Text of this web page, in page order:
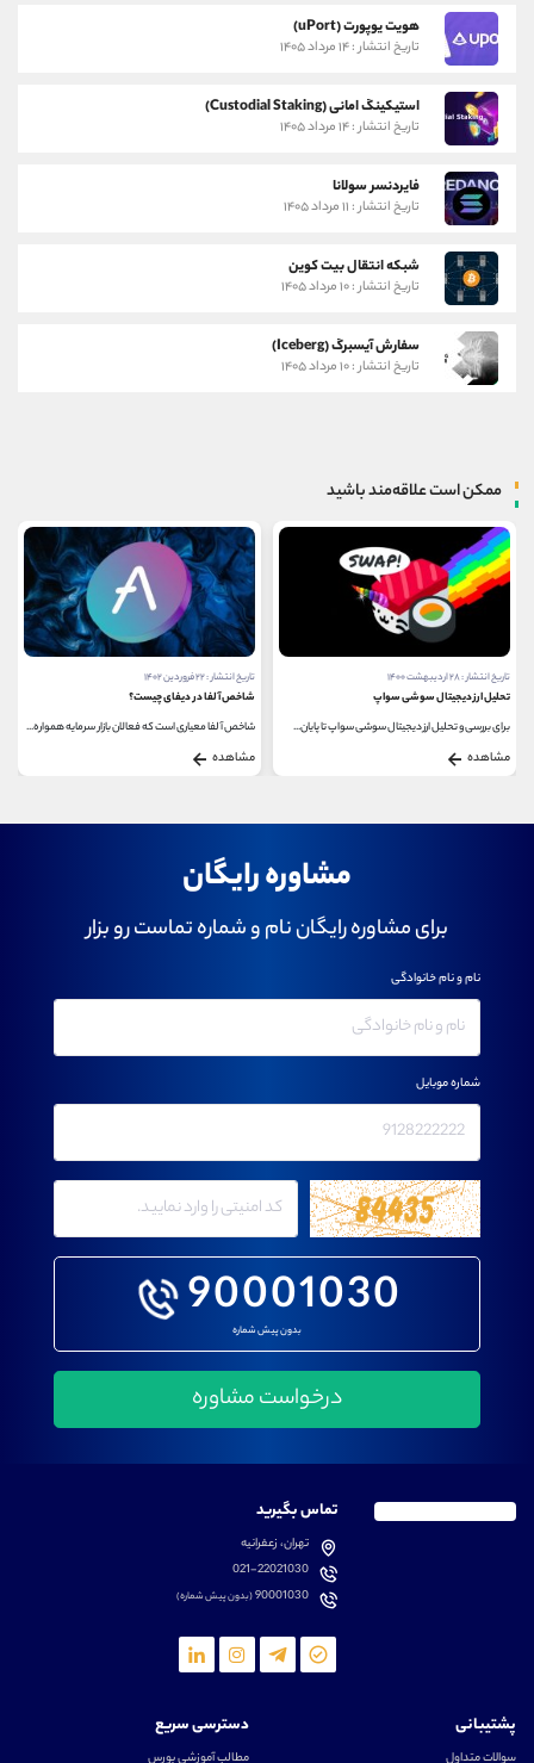
هویت یوپورت (uPort)
تاریخ انتشار : ۱۴ مرداد ۱۴۰۵
استیکینگ امانی (Custodial Staking)
تاریخ انتشار : ۱۴ مرداد ۱۴۰۵
فایردنسر سولانا
تاریخ انتشار : ۱۱ مرداد ۱۴۰۵
شبکه انتقال بیت کوین
تاریخ انتشار : ۱۰ مرداد ۱۴۰۵
سفارش آیسبرگ (Iceberg)
تاریخ انتشار : ۱۰ مرداد ۱۴۰۵
ممکن است علاقه‌مند باشید
تاریخ انتشار : ۲۸ اردیبهشت ۱۴۰۰
تحلیل ارز دیجیتال سوشی سواپ
برای بررسی و تحلیل ارز دیجیتال سوشی سواپ تا پایان...
مشاهده
تاریخ انتشار : ۲۲ فروردین ۱۴۰۲
شاخص آلفا در دیفای چیست؟
شاخص آلفا معیاری است که فعالان بازار سرمایه همواره...
مشاهده
مشاوره رایگان
برای مشاوره رایگان نام و شماره تماست رو بزار
90001030
بدون پیش شماره
نام و نام خانوادگی
شماره موبایل
تماس بگیرید
تهران، زعفرانیه
021-22021030
90001030(بدون پیش شماره)
پشتیبانی دسترسی سریع